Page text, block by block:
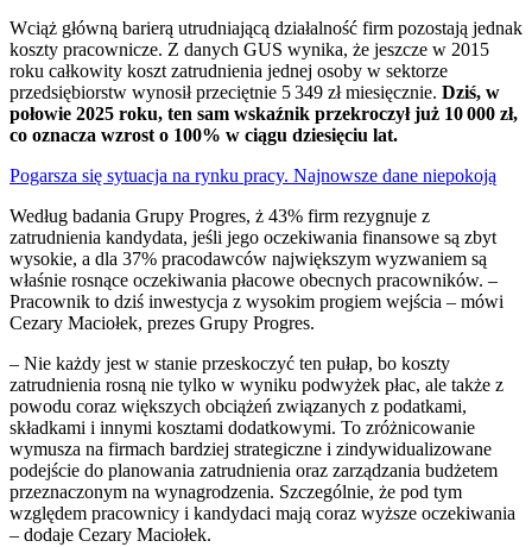
Wciąż główną barierą utrudniającą działalność firm pozostają jednak
koszty pracownicze. Z danych GUS wynika, że jeszcze w 2015
roku całkowity koszt zatrudnienia jednej osoby w sektorze
przedsiębiorstw wynosił przeciętnie 5 349 zł miesięcznie. Dziś, w
połowie 2025 roku, ten sam wskaźnik przekroczył już 10 000 zł,
co oznacza wzrost o 100% w ciągu dziesięciu lat.
Pogarsza się sytuacja na rynku pracy. Najnowsze dane niepokoją
Według badania Grupy Progres, ż 43% firm rezygnuje z
zatrudnienia kandydata, jeśli jego oczekiwania finansowe są zbyt
wysokie, a dla 37% pracodawców największym wyzwaniem są
właśnie rosnące oczekiwania płacowe obecnych pracowników. –
Pracownik to dziś inwestycja z wysokim progiem wejścia – mówi
Cezary Maciołek, prezes Grupy Progres.
– Nie każdy jest w stanie przeskoczyć ten pułap, bo koszty
zatrudnienia rosną nie tylko w wyniku podwyżek płac, ale także z
powodu coraz większych obciążeń związanych z podatkami,
składkami i innymi kosztami dodatkowymi. To zróżnicowanie
wymusza na firmach bardziej strategiczne i zindywidualizowane
podejście do planowania zatrudnienia oraz zarządzania budżetem
przeznaczonym na wynagrodzenia. Szczególnie, że pod tym
względem pracownicy i kandydaci mają coraz wyższe oczekiwania
– dodaje Cezary Maciołek.